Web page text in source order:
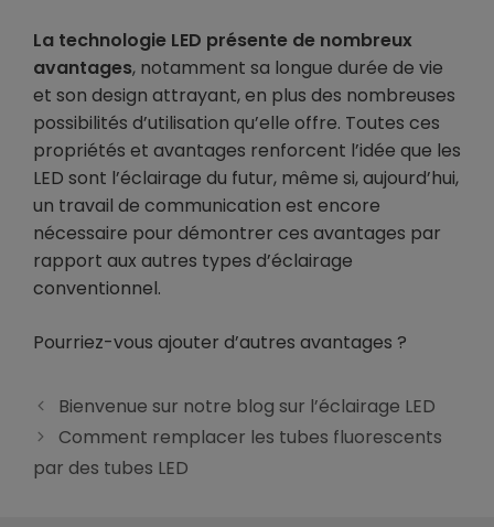
La technologie LED présente de nombreux
avantages, notamment sa longue durée de vie
et son design attrayant, en plus des nombreuses
possibilités d’utilisation qu’elle offre. Toutes ces
propriétés et avantages renforcent l’idée que les
LED sont l’éclairage du futur, même si, aujourd’hui,
un travail de communication est encore
nécessaire pour démontrer ces avantages par
rapport aux autres types d’éclairage
conventionnel.
Pourriez-vous ajouter d’autres avantages ?
Bienvenue sur notre blog sur l’éclairage LED
Comment remplacer les tubes fluorescents
par des tubes LED